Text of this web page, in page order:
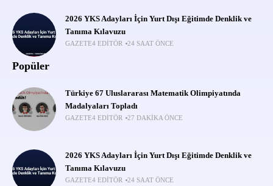
2026 YKS Adayları İçin Yurt Dışı Eğitimde Denklik ve
Tanıma Kılavuzu
GAZETE4 EDITÖR 24 SAAT ÖNCE
Popüler
Türkiye 67 Uluslararası Matematik Olimpiyatında
Madalyaları Topladı
GAZETE4 EDITÖR 27 DAKIKA ÖNCE
2026 YKS Adayları İçin Yurt Dışı Eğitimde Denklik ve
Tanıma Kılavuzu
GAZETE4 EDITÖR 24 SAAT ÖNCE